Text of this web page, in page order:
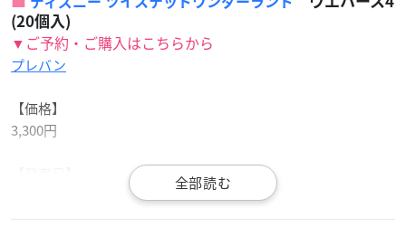
(20個入)
▼ご予約・ご購入はこちらから
プレバン
【価格】
3,300円